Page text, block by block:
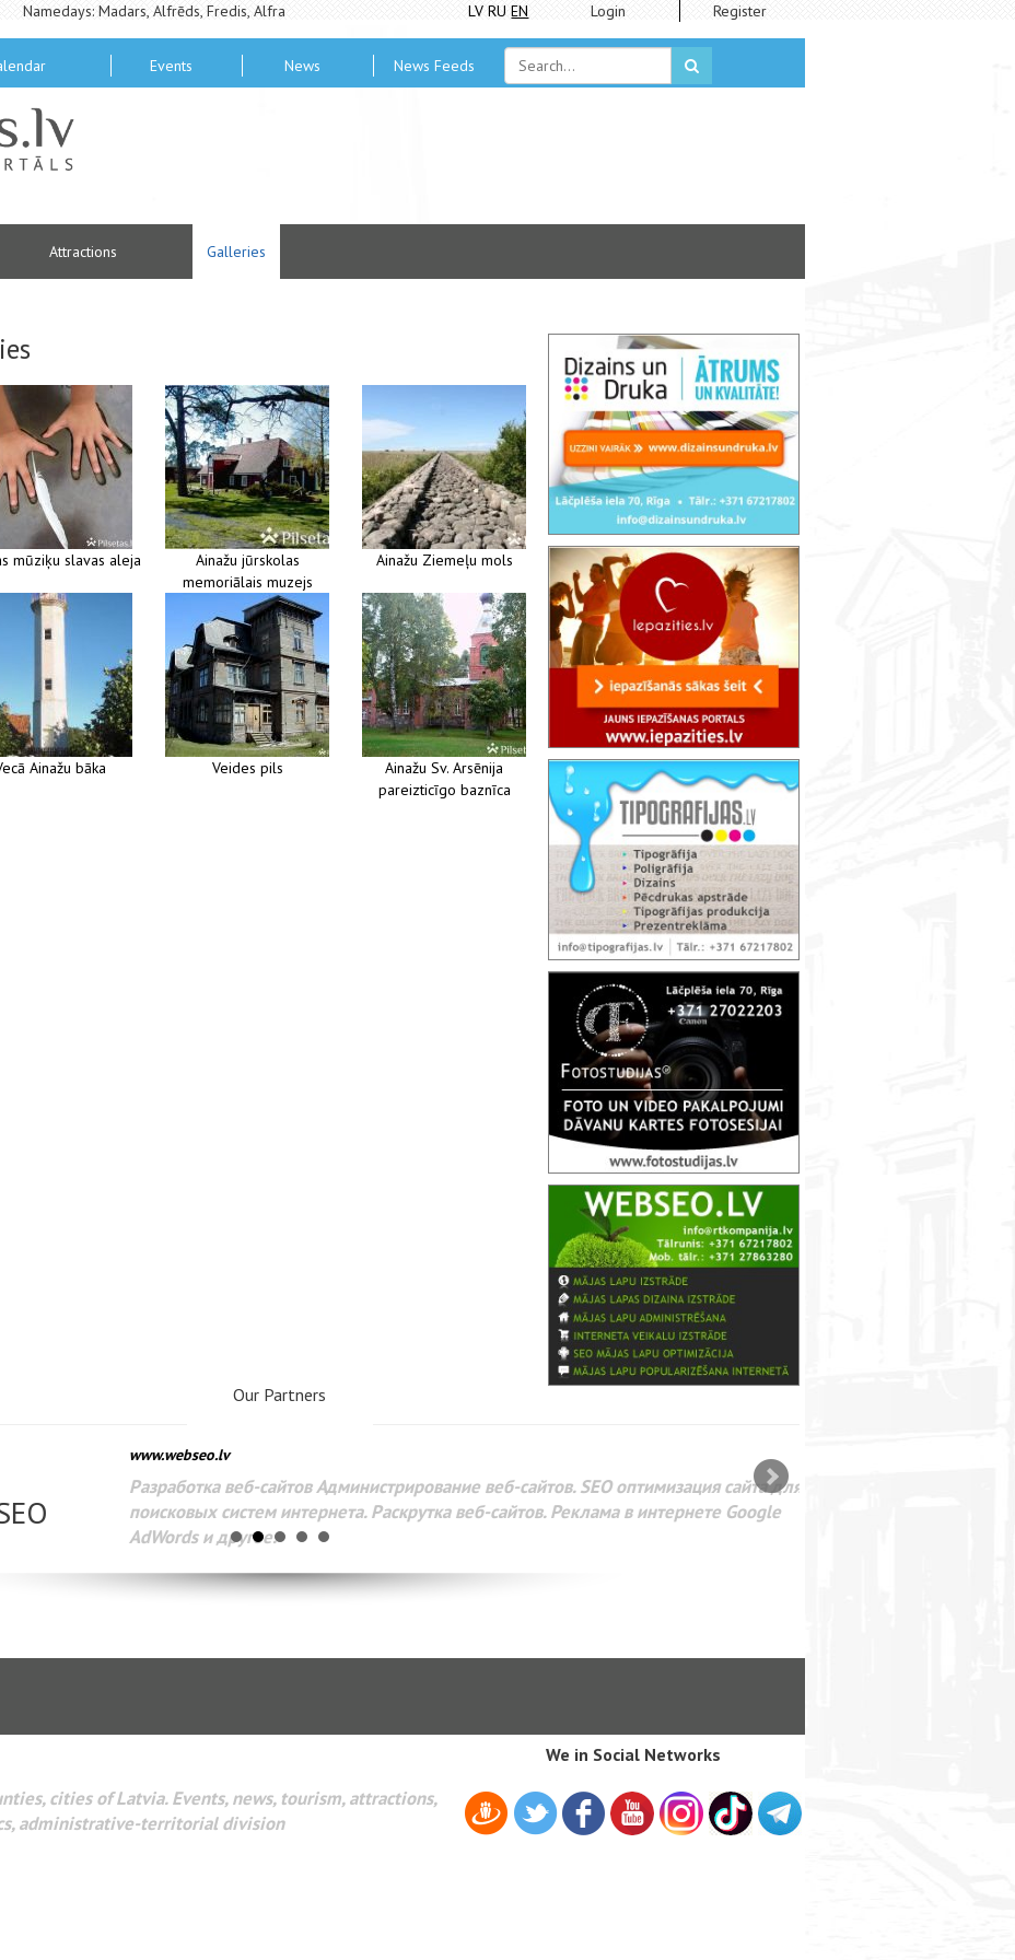
Namedays: Madars, Alfrēds, Fredis, Alfra LV RU EN Login Register
Events News News Feeds
Attractions Galleries
mūziķu slavas aleja
Ainažu jūrskolas
memoriālais muzejs
Ainažu Ziemeļu mols
Ainažu bāka Veides pils
Ainažu Sv. Arsēnija
pareizticīgo baznīca
Our Partners
www.webseo.lv
Разработка веб-сайтов Администрирование веб-сайтов. SEO оптимизация сайта для
поисковых систем интернета. Раскрутка веб-сайтов. Реклама в интернете Google
AdWords и другое.
cities of Latvia. Events, news, tourism, attractions,
administrative-territorial division
We in Social Networks